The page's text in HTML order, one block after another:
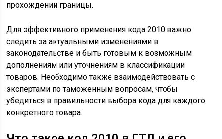
прохождении границы.
Для эффективного применения кода 2010 важно
следить за актуальными изменениями в
законодательстве и быть готовым к возможным
дополнениям или уточнениям в классификации
товаров. Необходимо также взаимодействовать с
экспертами по таможенным вопросам, чтобы
убедиться в правильности выбора кода для каждого
конкретного товара.